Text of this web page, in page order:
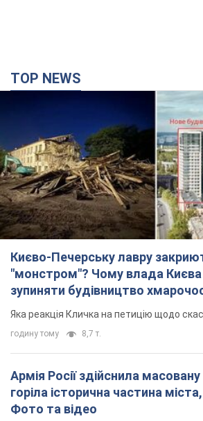
Києво-Печерську лавру
"монстром"? Чому влада
зупиняти будівництво
"московського вірянина"
Яка реакція Кличка на петицію щодо
годину тому 8,7 т.
Армія Росії здійснила
горіла історична частина
Фото та відео
Для терору ворог застосував ракети та
3 години тому 52,3 т.
"Воюють проти продовольчої
Зеленський заявив, що армія
у порт в Одесі
Лише за тиждень проти України